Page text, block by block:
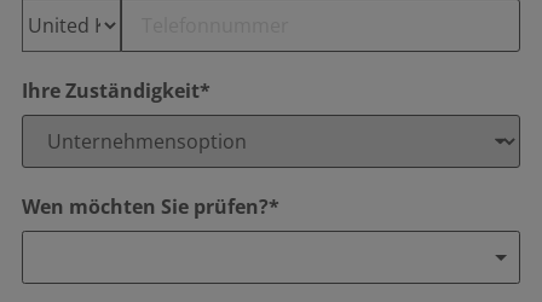
Ihre Zuständigkeit*
Wen möchten Sie prüfen?*